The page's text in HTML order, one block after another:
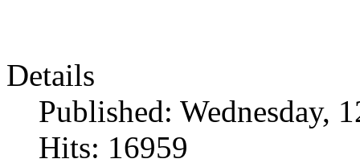
Details
Published: Wednesday,
Hits: 16959